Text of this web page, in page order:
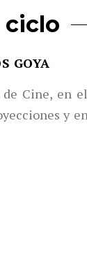
ciclo
GOYA
de Cine, en
y